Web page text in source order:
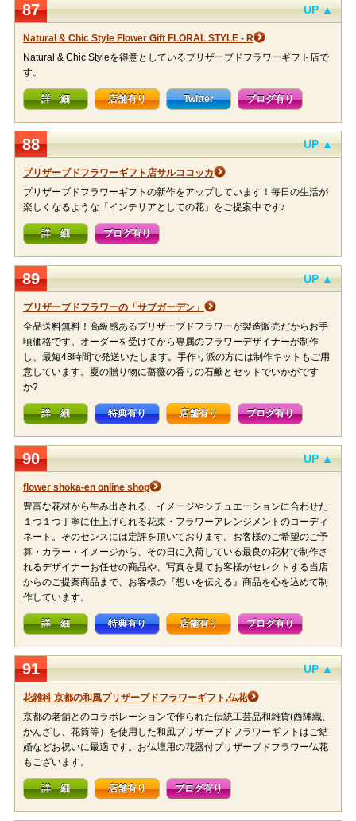
87 UP ▲
Natural & Chic Style Flower Gift FLORAL STYLE - R
Natural & Chic Styleを得意としているプリザーブドフラワーギフト店で
す。
詳 細 店舗有り Twitter ブログ有り
88 UP ▲
プリザーブドフラワーギフト店サルココッカ
プリザーブドフラワーギフトの新作をアップしています！毎日の生活が
楽しくなるような「インテリアとしての花」をご提案中です♪
詳 細 ブログ有り
89 UP ▲
プリザーブドフラワーの「サブガーデン」
全品送料無料！高級感あるプリザーブドフラワーが製造販売だからお手
頃価格です。オーダーを受けてから専属のフラワーデザイナーが制作
し、最短48時間で発送いたします。手作り派の方には制作キットもご用
意しています。夏の贈り物に薔薇の香りの石鹸とセットでいかがです
か?
詳 細 特典有り 店舗有り ブログ有り
90 UP ▲
flower shoka-en online shop
豊富な花材から生み出される、イメージやシチュエーションに合わせた
１つ１つ丁寧に仕上げられる花束・フラワーアレンジメントのコーディ
ネート。そのセンスには定評を頂いております。お客様のご希望のご予
算・カラー・イメージから、その日に入荷している最良の花材で制作さ
れるデザイナーお任せの商品や、写真を見てお客様がセレクトする当店
からのご提案商品まで、お客様の『想いを伝える』商品を心を込めて制
作しています。
詳 細 特典有り 店舗有り ブログ有り
91 UP ▲
花雑科 京都の和風プリザーブドフラワーギフト,仏花
京都の老舗とのコラボレーションで作られた伝統工芸品和雑貨(西陣織、
かんざし、花筒等）を使用した和風プリザーブドフラワーギフトはご結
婚などお祝いに最適です。お仏壇用の花器付プリザーブドフラワー仏花
もございます。
詳 細 店舗有り ブログ有り